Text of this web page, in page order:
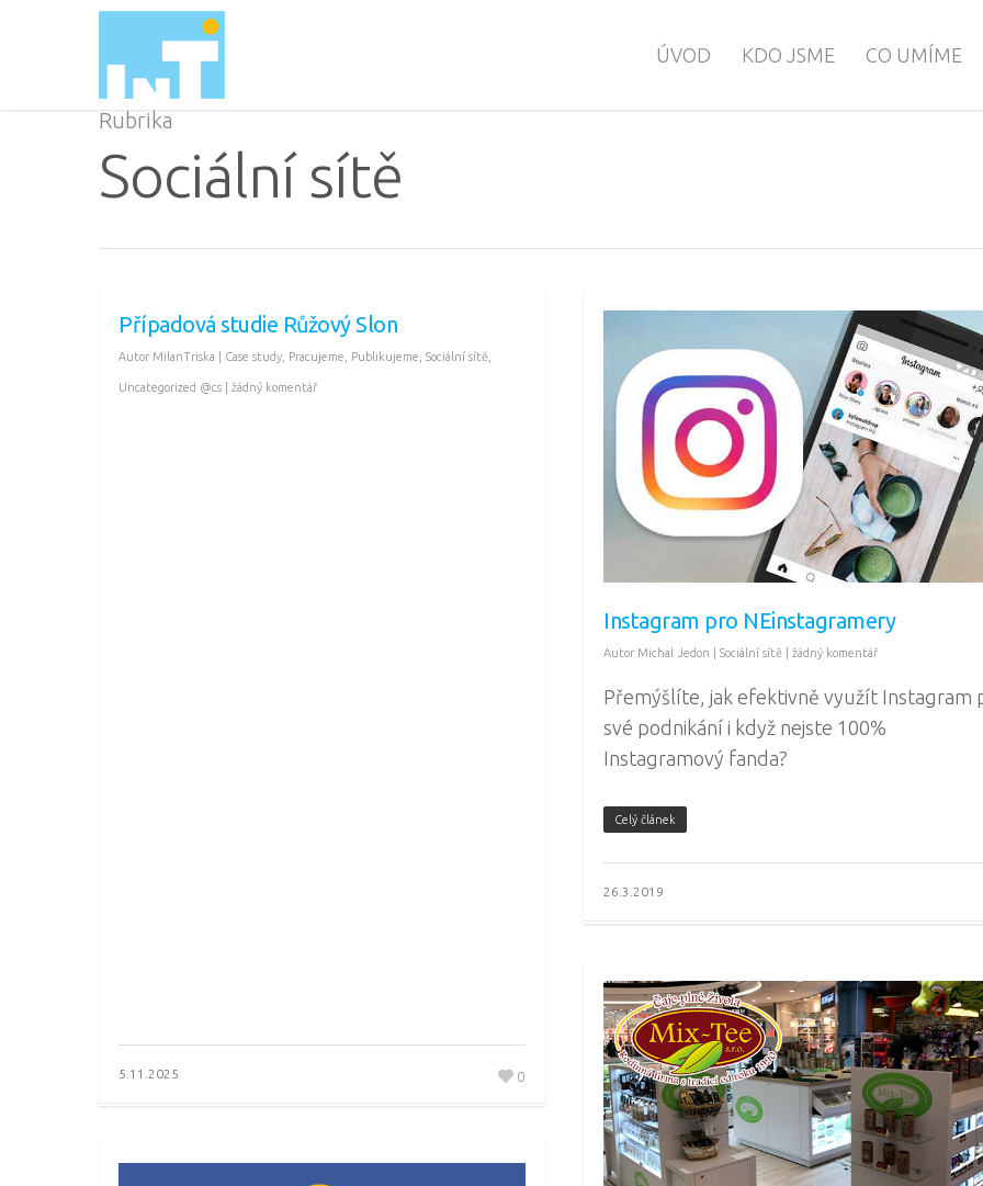
ÚVOD KDO JSME CO UMÍME
Rubrika
Sociální sítě
Případová studie Růžový Slon
Autor MilanTriska Case study Pracujeme Publikujeme Sociální sítě
Uncategorized @cs žádný komentář
5.11.2025 0
Instagram pro NEinstagramery
Autor Michal Jedon Sociální sítě žádný komentář
Přemýšlíte, jak efektivně využít Instagram
své podnikání i když nejste 100%
Instagramový fanda?
Celý článek
26.3.2019